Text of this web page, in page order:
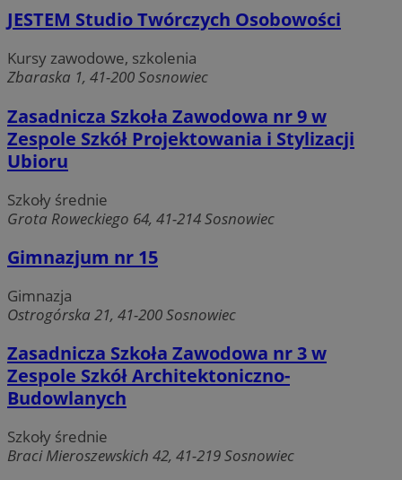
JESTEM Studio Twórczych Osobowości
Kursy zawodowe, szkolenia
Zbaraska 1, 41-200 Sosnowiec
Zasadnicza Szkoła Zawodowa nr 9 w
Zespole Szkół Projektowania i Stylizacji
Ubioru
Szkoły średnie
Grota Roweckiego 64, 41-214 Sosnowiec
Gimnazjum nr 15
Gimnazja
Ostrogórska 21, 41-200 Sosnowiec
Zasadnicza Szkoła Zawodowa nr 3 w
Zespole Szkół Architektoniczno-
Budowlanych
Szkoły średnie
Braci Mieroszewskich 42, 41-219 Sosnowiec